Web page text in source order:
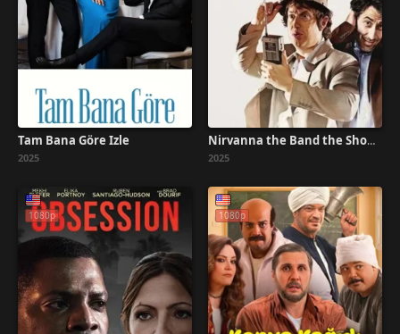
Tam Bana Göre İzle
2025
Nirvanna the Band the Show the Movie Türkçe Dublaj İzle
2025
1080p 1080p